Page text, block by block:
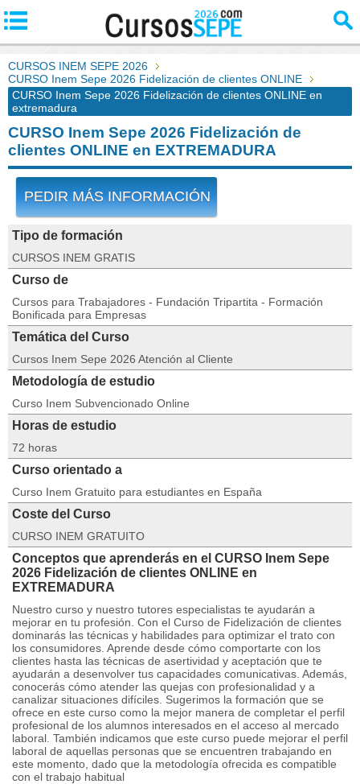
CURSOS INEM SEPE 2026
CURSO Inem Sepe 2026 Fidelización de clientes ONLINE
CURSO Inem Sepe 2026 Fidelización de clientes ONLINE en
extremadura
CURSO Inem Sepe 2026 Fidelización de
clientes ONLINE en EXTREMADURA
PEDIR MÁS INFORMACIÓN
Tipo de formación
CURSOS INEM GRATIS
Curso de
Cursos para Trabajadores - Fundación Tripartita - Formación
Bonificada para Empresas
Temática del Curso
Cursos Inem Sepe 2026 Atención al Cliente
Metodología de estudio
Curso Inem Subvencionado Online
Horas de estudio
72 horas
Curso orientado a
Curso Inem Gratuito para estudiantes en España
Coste del Curso
CURSO INEM GRATUITO
Conceptos que aprenderás en el CURSO Inem Sepe
2026 Fidelización de clientes ONLINE en
EXTREMADURA
Nuestro curso y nuestro tutores especialistas te ayudarán a
mejorar en tu profesión. Con el Curso de Fidelización de clientes
dominarás las técnicas y habilidades para optimizar el trato con
los consumidores. Aprende desde cómo comportarte con los
clientes hasta las técnicas de asertividad y aceptación que te
ayudarán a desenvolver tus capacidades comunicativas. Además,
conocerás cómo atender las quejas con profesionalidad y a
canalizar situaciones difíciles. Sugerimos la formación que se
ofrece en este curso como la mejor manera de completar el perfil
profesional de los alumnos interesados en el acceso al mercado
laboral. También indicamos que este curso puede mejorar el perfil
laboral de aquellas personas que se encuentren trabajando en
este momento, dado que la metodología ofrecida es compatible
con el trabajo habitual